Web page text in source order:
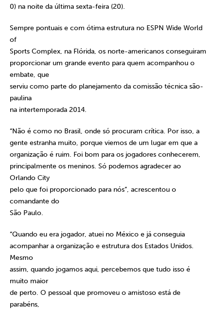
0) na noite da última sexta-feira (20).
Sempre pontuais e com ótima estrutura no ESPN Wide World
of
Sports Complex, na Flórida, os norte-americanos conseguiram
proporcionar um grande evento para quem acompanhou o
embate, que
serviu como parte do planejamento da comissão técnica são-
paulina
na intertemporada 2014.
“Não é como no Brasil, onde só procuram crítica. Por isso, a
gente estranha muito, porque viemos de um lugar em que a
organização é ruim. Foi bom para os jogadores conhecerem,
principalmente os meninos. Só podemos agradecer ao
Orlando City
pelo que foi proporcionado para nós”, acrescentou o
comandante do
São Paulo.
“Quando eu era jogador, atuei no México e já conseguia
acompanhar a organização e estrutura dos Estados Unidos.
Mesmo
assim, quando jogamos aqui, percebemos que tudo isso é
muito maior
de perto. O pessoal que promoveu o amistoso está de
parabéns,